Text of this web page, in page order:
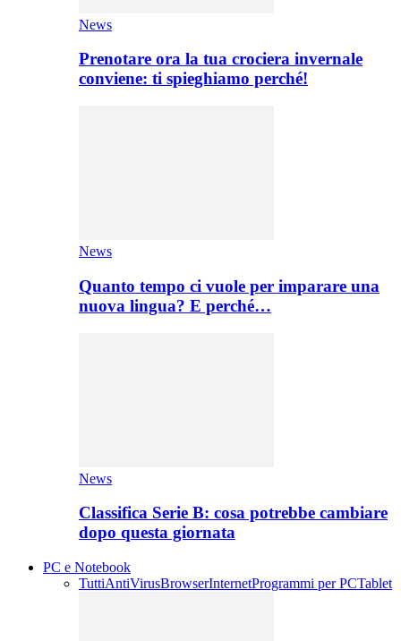
News
Prenotare ora la tua crociera invernale
conviene: ti spieghiamo perché!
News
Quanto tempo ci vuole per imparare una
nuova lingua? E perché…
News
Classifica Serie B: cosa potrebbe cambiare
dopo questa giornata
PC e Notebook
TuttiAntiVirusBrowserInternetProgrammi per PCTablet